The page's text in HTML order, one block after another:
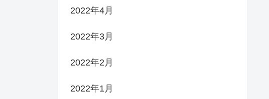
2022年4月
2022年3月
2022年2月
2022年1月